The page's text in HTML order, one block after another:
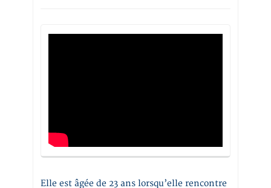
Elle est âgée de 23 ans lorsqu’elle rencontre